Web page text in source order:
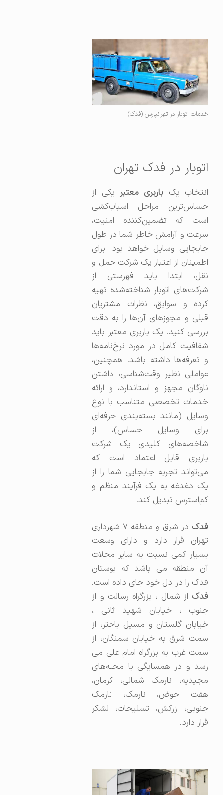
خدمات اتوبار در تهرانپارس (فدک)
اتوبار در فدک تهران
انتخاب یکباربری معتبریکی از
حساس‌ترین مراحل اسباب‌کشی
است که تضمین‌کننده امنیت،
سرعت و آرامش خاطر شما در طول
جابجایی وسایل خواهد بود. برای
اطمینان از اعتبار یک شرکت حمل و
نقل، ابتدا باید فهرستی از
شرکت‌های اتوبار شناخته‌شده تهیه
کرده و سوابق، نظرات مشتریان
قبلی و مجوزهای آن‌ها را به دقت
بررسی کنید. یک باربری معتبر باید
شفافیت کامل در مورد نرخ‌نامه‌ها
و تعرفه‌ها داشته باشد. همچنین،
عواملی نظیر وقت‌شناسی، داشتن
ناوگان مجهز و استاندارد، و ارائه
خدمات تخصصی متناسب با نوع
وسایل (مانند بسته‌بندی حرفه‌ای
برای وسایل حساس)، از
شاخصه‌های کلیدی یک شرکت
باربری قابل اعتماد است که
می‌تواند تجربه جابجایی شما را از
یک دغدغه به یک فرآیند منظم و
کم‌استرس تبدیل کند.
فدک
در شرق و منطقه ۷ شهرداری
تهران قرار دارد و دارای وسعت
بسیار کمی نسبت به سایر محلات
آن منطقه می باشد که بوستان
فدک را در دل خود جای داده است.
فدکاز شمال ، بزرگراه رسالت و از
جنوب ، خیابان شهید ثانی ،
خیابان گلستان و مسیل باختر، از
سمت شرق به خیابان سمنگان، از
سمت غرب به بزرگراه امام علی می
رسد و در همسایگی با محله‌های
‌مجیدیه، نارمک شمالی، کرمان،
هفت حوض، نارمک، نارمک
جنوبی، زرکش، تسلیحات، لشکر
قرار دارد.